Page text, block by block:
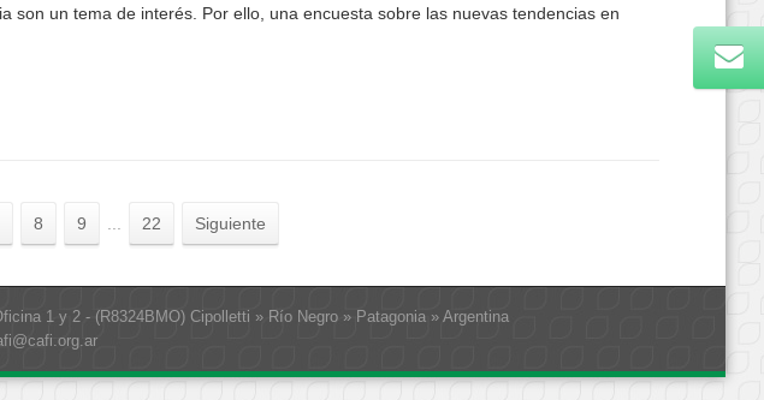
un tema de interés. Por ello, una encuesta sobre las nuevas tendencias en
8 9 22 Siguiente
1 y 2 - (R8324BMO) Cipolletti » Río Negro » Patagonia » Argentina